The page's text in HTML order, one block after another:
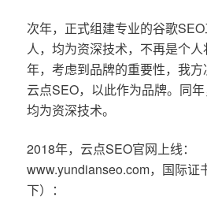
次年，正式组建专业的谷歌
人，均为资深技术，不再是个
年，考虑到品牌的重要性，我方
云点SEO，以此作为品牌。同年
均为资深技术。
2018年，云点SEO官网上线：
www.yundianseo.com，国际证
下）：